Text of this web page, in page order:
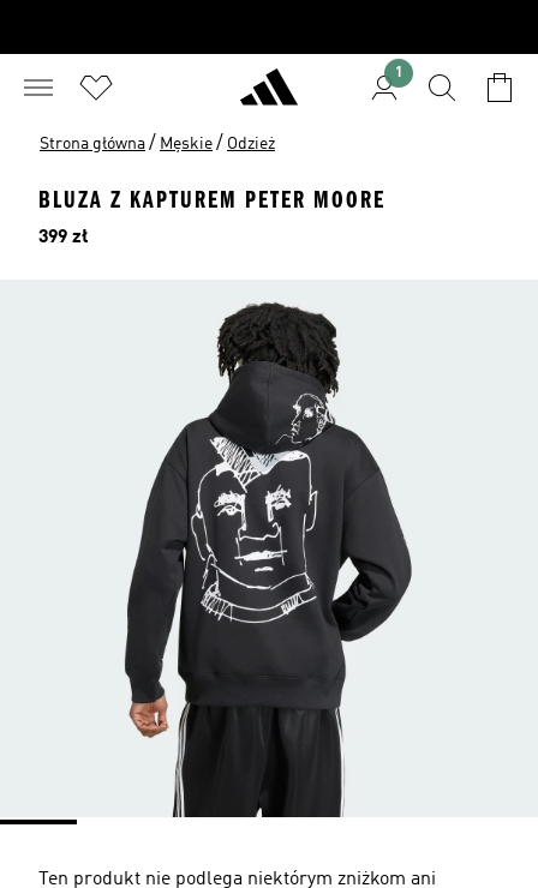
1
Strona główna / Męskie / Odzież
BLUZA Z KAPTUREM PETER MOORE
Cena
399 zł
Ten produkt nie podlega niektórym zniżkom ani